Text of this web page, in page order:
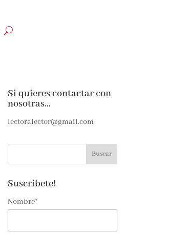
Si quieres contactar con
nosotras…
lectoralector@gmail.com
Suscríbete!
Nombre*